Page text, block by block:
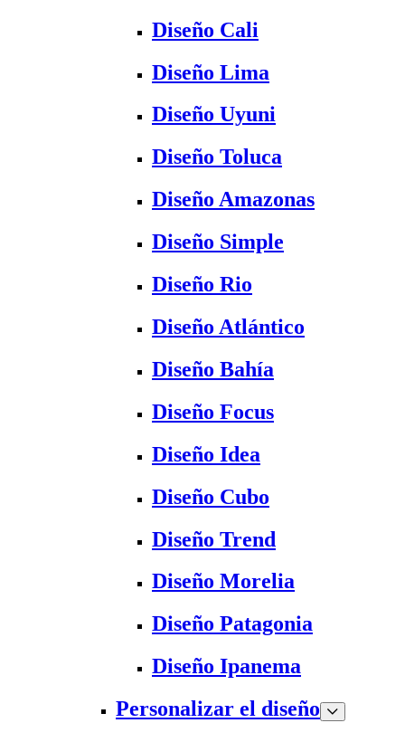
Diseño Cali
Diseño Lima
Diseño Uyuni
Diseño Toluca
Diseño Amazonas
Diseño Simple
Diseño Rio
Diseño Atlántico
Diseño Bahía
Diseño Focus
Diseño Idea
Diseño Cubo
Diseño Trend
Diseño Morelia
Diseño Patagonia
Diseño Ipanema
Personalizar el diseño